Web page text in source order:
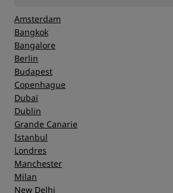
Amsterdam
Bangkok
Bangalore
Berlin
Budapest
Copenhague
Dubaï
Dublin
Grande Canarie
Istanbul
Londres
Manchester
Milan
New Delhi